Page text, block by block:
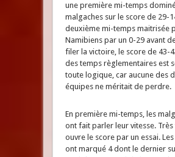
une première mi-temps
malgaches sur le score de 29-
deuxième mi-temps maitrisée
Namibiens par un 0-29 avant
filer la victoire, le score de 43-
des temps règlementaires est
toute logique, car aucune des
équipes ne méritait de perdre.
En première mi-temps, les
ont fait parler leur vitesse. Très
ouvre le score par un essai. Les
ont marqué 4 dont le dernier